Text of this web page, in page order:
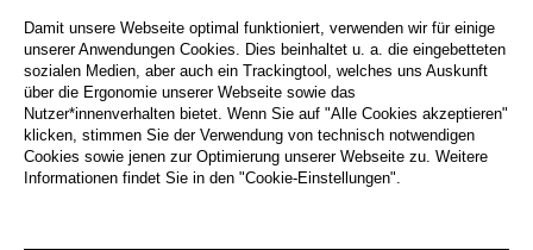
Damit unsere Webseite optimal funktioniert, verwenden wir für einige
unserer Anwendungen Cookies. Dies beinhaltet u. a. die eingebetteten
sozialen Medien, aber auch ein Trackingtool, welches uns Auskunft
über die Ergonomie unserer Webseite sowie das
Nutzer*innenverhalten bietet. Wenn Sie auf "Alle Cookies akzeptieren"
klicken, stimmen Sie der Verwendung von technisch notwendigen
Cookies sowie jenen zur Optimierung unserer Webseite zu. Weitere
Informationen findet Sie in den "Cookie-Einstellungen".